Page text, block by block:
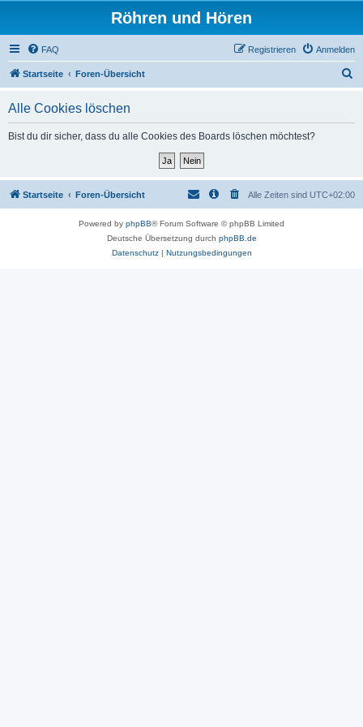
Röhren und Hören
FAQ Anmelden
Registrieren
Startseite Foren-Übersicht
Alle Cookies löschen
Bist du dir sicher, dass du alle Cookies des Boards löschen möchtest?
Startseite Foren-Übersicht Alle Zeiten sind UTC+02:00
Powered by phpBB® Forum Software © phpBB Limited
Deutsche Übersetzung durch phpBB.de
Datenschutz| Nutzungsbedingungen